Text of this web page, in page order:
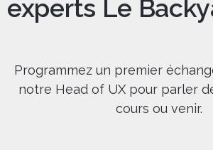
experts Le
Programmez un premier
notre Head of UX pour parler
cours ou venir.